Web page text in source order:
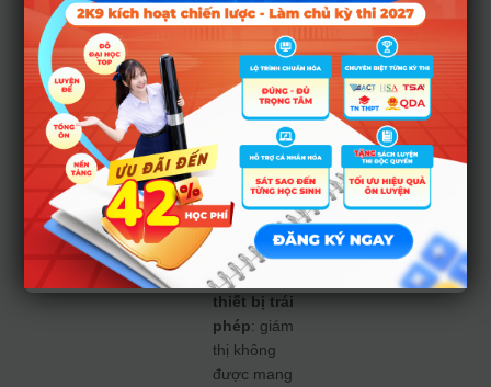
4. GIÁM
SÁT &
BẢO
ĐẢM
MINH
BẠCH
Cấm mang
thiết bị trái
phép: giám
thị không
được mang